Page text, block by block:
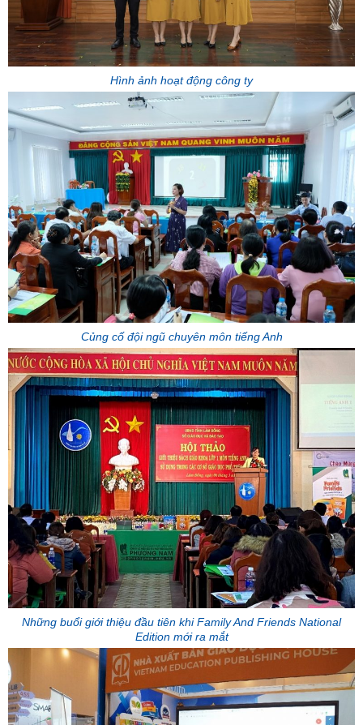
Hình ảnh hoạt động công ty
Củng cố đội ngũ chuyên môn tiếng Anh
Những buổi giới thiệu đầu tiên khi Family And Friends National
Edition mới ra mắt